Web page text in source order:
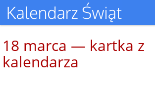
18 marca — kartka z
kalendarza